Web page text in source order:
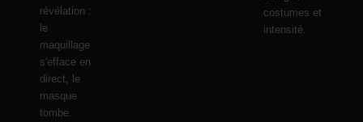
révélation :
le
maquillage
s'efface en
direct, le
masque
tombe.
costumes et
intensité.